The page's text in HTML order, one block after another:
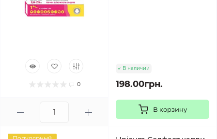
0
В наличии
198.00грн.
В корзину